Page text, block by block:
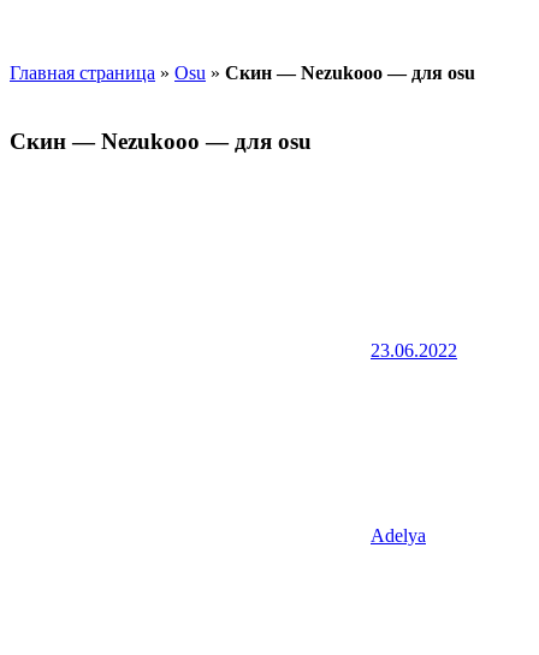
Главная страница » Osu » Скин — Nezukooo — для osu
Скин — Nezukooo — для osu
23.06.2022
Adelya